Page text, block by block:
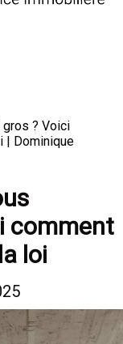
? Voici
| Dominique
comment
loi